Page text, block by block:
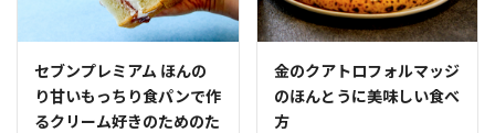
セブンプレミアム ほんの
り甘いもっちり食パンで作
るクリーム好きのためのた
金のクアトロフォルマッジ
のほんとうに美味しい食べ
方